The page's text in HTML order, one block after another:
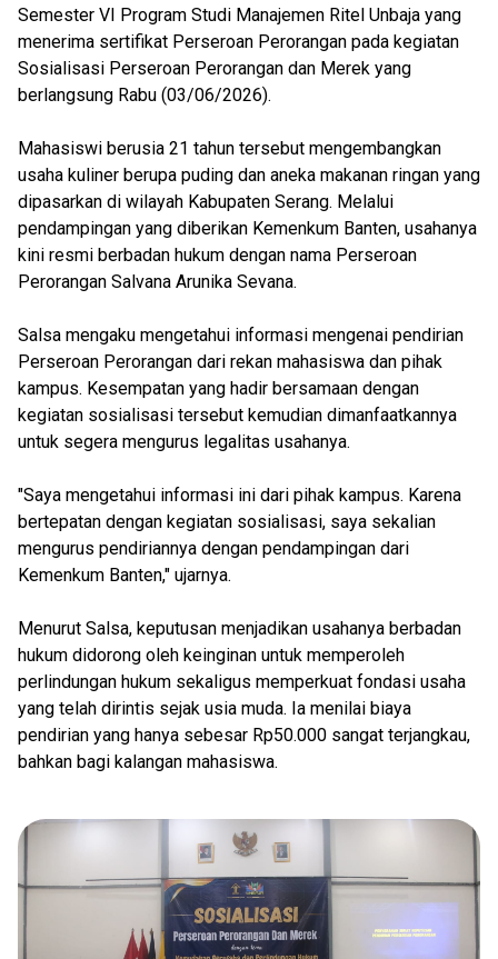
Semester VI Program Studi Manajemen Ritel Unbaja yang
menerima sertifikat Perseroan Perorangan pada kegiatan
Sosialisasi Perseroan Perorangan dan Merek yang
berlangsung Rabu (03/06/2026).
Mahasiswi berusia 21 tahun tersebut mengembangkan
usaha kuliner berupa puding dan aneka makanan ringan yang
dipasarkan di wilayah Kabupaten Serang. Melalui
pendampingan yang diberikan Kemenkum Banten, usahanya
kini resmi berbadan hukum dengan nama Perseroan
Perorangan Salvana Arunika Sevana.
Salsa mengaku mengetahui informasi mengenai pendirian
Perseroan Perorangan dari rekan mahasiswa dan pihak
kampus. Kesempatan yang hadir bersamaan dengan
kegiatan sosialisasi tersebut kemudian dimanfaatkannya
untuk segera mengurus legalitas usahanya.
"Saya mengetahui informasi ini dari pihak kampus. Karena
bertepatan dengan kegiatan sosialisasi, saya sekalian
mengurus pendiriannya dengan pendampingan dari
Kemenkum Banten," ujarnya.
Menurut Salsa, keputusan menjadikan usahanya berbadan
hukum didorong oleh keinginan untuk memperoleh
perlindungan hukum sekaligus memperkuat fondasi usaha
yang telah dirintis sejak usia muda. Ia menilai biaya
pendirian yang hanya sebesar Rp50.000 sangat terjangkau,
bahkan bagi kalangan mahasiswa.